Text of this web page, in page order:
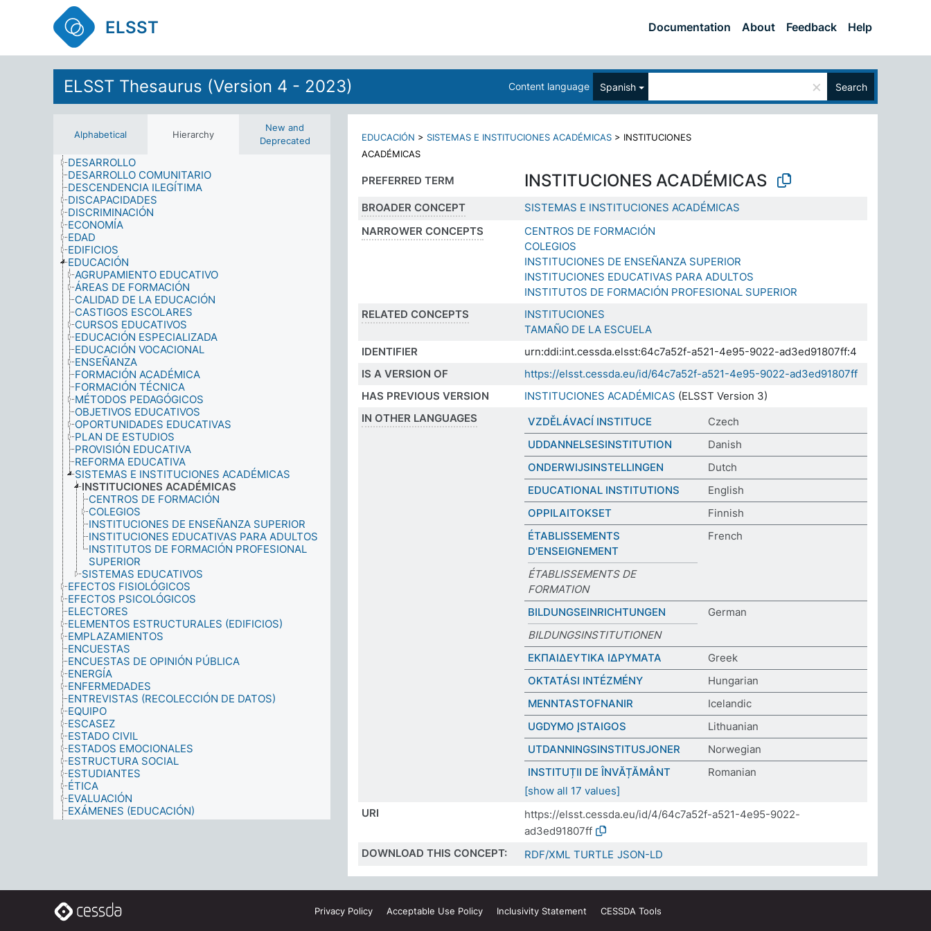
ELSST Documentation About Feedback Help
ELSST Thesaurus (Version 4 - 2023) Content language Spanish × Search
Alphabetical Hierarchy
New and
Deprecated
CULTURA
DAÑOS MATERIALES
DATOS
DEFENSA
DEMENCIA SENIL
DERECHOS Y PRIVILEGIOS
DESARROLLO
DESARROLLO COMUNITARIO
DESCENDENCIA ILEGÍTIMA
DISCAPACIDADES
DISCRIMINACIÓN
ECONOMÍA
EDAD
EDIFICIOS
EDUCACIÓN
AGRUPAMIENTO EDUCATIVO
ÁREAS DE FORMACIÓN
CALIDAD DE LA EDUCACIÓN
CASTIGOS ESCOLARES
CURSOS EDUCATIVOS
EDUCACIÓN ESPECIALIZADA
EDUCACIÓN VOCACIONAL
ENSEÑANZA
FORMACIÓN ACADÉMICA
FORMACIÓN TÉCNICA
MÉTODOS PEDAGÓGICOS
OBJETIVOS EDUCATIVOS
OPORTUNIDADES EDUCATIVAS
PLAN DE ESTUDIOS
PROVISIÓN EDUCATIVA
REFORMA EDUCATIVA
SISTEMAS E INSTITUCIONES ACADÉMICAS
INSTITUCIONES ACADÉMICAS
CENTROS DE FORMACIÓN
COLEGIOS
INSTITUCIONES DE ENSEÑANZA SUPERIOR
INSTITUCIONES EDUCATIVAS PARA ADULTOS
INSTITUTOS DE FORMACIÓN PROFESIONAL
SUPERIOR
SISTEMAS EDUCATIVOS
EFECTOS FISIOLÓGICOS
EFECTOS PSICOLÓGICOS
ELECTORES
ELEMENTOS ESTRUCTURALES (EDIFICIOS)
EMPLAZAMIENTOS
ENCUESTAS
ENCUESTAS DE OPINIÓN PÚBLICA
ENERGÍA
ENFERMEDADES
ENTREVISTAS (RECOLECCIÓN DE DATOS)
EQUIPO
ESCASEZ
ESTADO CIVIL
ESTADOS EMOCIONALES
ESTRUCTURA SOCIAL
ESTUDIANTES
ÉTICA
EVALUACIÓN
EXÁMENES (EDUCACIÓN)
EXPECTATIVA
FUENTES DE INFORMACIÓN
FUERZAS ARMADAS
EDUCACIÓN > SISTEMAS E INSTITUCIONES ACADÉMICAS > INSTITUCIONES
ACADÉMICAS
PREFERRED TERM INSTITUCIONES ACADÉMICAS
BROADER CONCEPT
SISTEMAS E INSTITUCIONES ACADÉMICAS
NARROWER CONCEPTS
CENTROS DE FORMACIÓN
COLEGIOS
INSTITUCIONES DE ENSEÑANZA SUPERIOR
INSTITUCIONES EDUCATIVAS PARA ADULTOS
INSTITUTOS DE FORMACIÓN PROFESIONAL SUPERIOR
RELATED CONCEPTS
INSTITUCIONES
TAMAÑO DE LA ESCUELA
IDENTIFIER
urn:ddi:int.cessda.elsst:64c7a52f-a521-4e95-9022-ad3ed91807ff:4
IS A VERSION OF
https://elsst.cessda.eu/id/64c7a52f-a521-4e95-9022-ad3ed91807ff
HAS PREVIOUS VERSION
INSTITUCIONES ACADÉMICAS (ELSST Version 3)
IN OTHER LANGUAGES
VZDĚLÁVACÍ INSTITUCE
Czech
UDDANNELSESINSTITUTION
Danish
ONDERWIJSINSTELLINGEN
Dutch
EDUCATIONAL INSTITUTIONS
English
OPPILAITOKSET
Finnish
ÉTABLISSEMENTS
D'ENSEIGNEMENT
French
ÉTABLISSEMENTS DE
FORMATION
BILDUNGSEINRICHTUNGEN
German
BILDUNGSINSTITUTIONEN
ΕΚΠΑΙΔΕΥΤΙΚΑ ΙΔΡΥΜΑΤΑ
Greek
OKTATÁSI INTÉZMÉNY
Hungarian
MENNTASTOFNANIR
Icelandic
UGDYMO ĮSTAIGOS
Lithuanian
UTDANNINGSINSTITUSJONER
Norwegian
INSTITUȚII DE ÎNVĂȚĂMÂNT
Romanian
[show all 17 values]
URI
https://elsst.cessda.eu/id/4/64c7a52f-a521-4e95-9022-
ad3ed91807ff
DOWNLOAD THIS CONCEPT:
RDF/XML TURTLE JSON-LD
Privacy Policy Acceptable Use Policy Inclusivity Statement CESSDA Tools